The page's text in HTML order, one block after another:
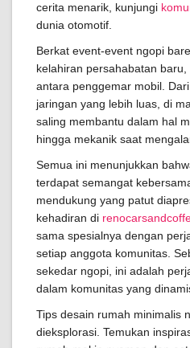
cerita menarik, kunjungi
dunia otomotif.
Berkat event-event ngopi
kelahiran persahabatan
antara penggemar mobil.
jaringan yang lebih luas, di
saling membantu dalam hal
hingga mekanik saat
Semua ini menunjukkan
terdapat semangat
mendukung yang patut
kehadiran di
sama spesialnya dengan
setiap anggota komunitas.
sekedar ngopi, ini adalah
dalam komunitas yang
Tips desain rumah minimalis
dieksplorasi. Temukan